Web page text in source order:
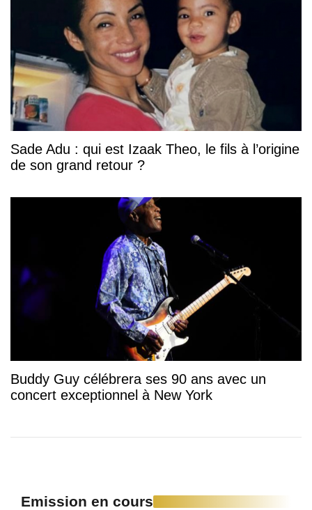
Sade Adu : qui est Izaak Theo, le fils à l’origine
de son grand retour ?
Buddy Guy célébrera ses 90 ans avec un
concert exceptionnel à New York
Emission en cours